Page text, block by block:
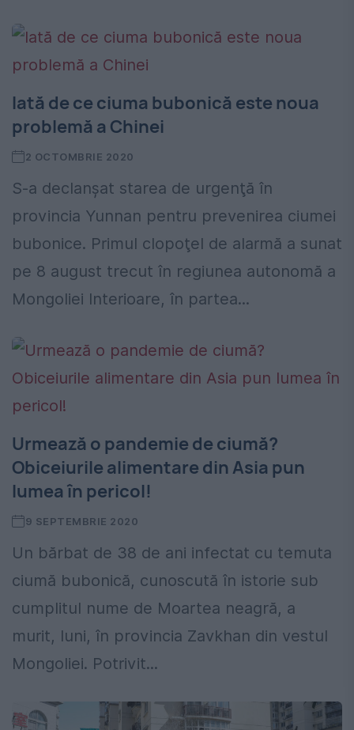
Iată de ce ciuma bubonică este noua
problemă a Chinei
2 OCTOMBRIE 2020
S-a declanşat starea de urgenţă în
provincia Yunnan pentru prevenirea ciumei
bubonice. Primul clopoţel de alarmă a sunat
pe 8 august trecut în regiunea autonomă a
Mongoliei Interioare, în partea...
Urmează o pandemie de ciumă?
Obiceiurile alimentare din Asia pun
lumea în pericol!
9 SEPTEMBRIE 2020
Un bărbat de 38 de ani infectat cu temuta
ciumă bubonică, cunoscută în istorie sub
cumplitul nume de Moartea neagră, a
murit, luni, în provincia Zavkhan din vestul
Mongoliei. Potrivit...